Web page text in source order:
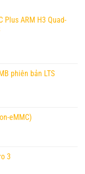
Plus ARM H3 Quad-
phiên bản LTS
eMMC)
3